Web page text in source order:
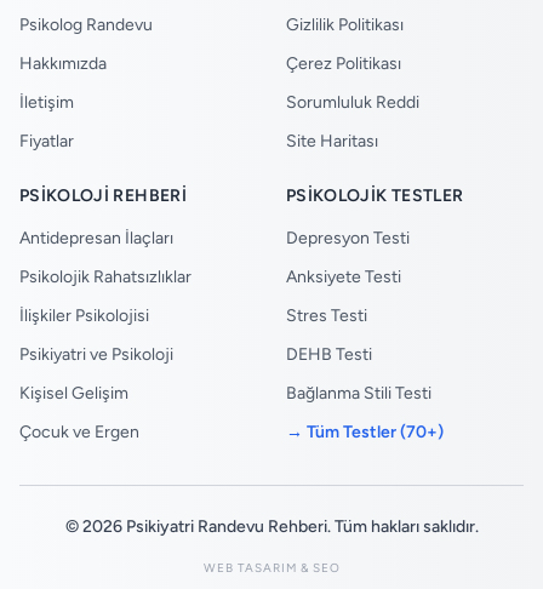
Psikolog Randevu
Hakkımızda
İletişim
Fiyatlar
Gizlilik Politikası
Çerez Politikası
Sorumluluk Reddi
Site Haritası
PSIKOLOJI REHBERI
Antidepresan İlaçları
Psikolojik Rahatsızlıklar
İlişkiler Psikolojisi
Psikiyatri ve Psikoloji
Kişisel Gelişim
Çocuk ve Ergen
PSIKOLOJIK TESTLER
Depresyon Testi
Anksiyete Testi
Stres Testi
DEHB Testi
Bağlanma Stili Testi
→ Tüm Testler (70+)
© 2026 Psikiyatri Randevu Rehberi. Tüm hakları saklıdır.
WEB TASARIM & SEO